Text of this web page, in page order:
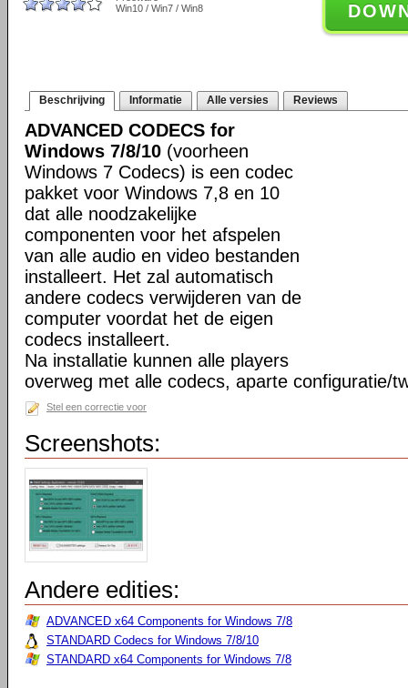
Win10 / Win7 / Win8
Beschrijving Informatie Alle versies Reviews
ADVANCED CODECS for
Windows 7/8/10 (voorheen
Windows 7 Codecs) is een codec
pakket voor Windows 7,8 en 10
dat alle noodzakelijke
componenten voor het afspelen
van alle audio en video bestanden
installeert. Het zal automatisch
andere codecs verwijderen van de
computer voordat het de eigen
codecs installeert.
Na installatie kunnen alle players
overweg met alle codecs, aparte configuratie/
Stel een correctie voor
Screenshots:
Andere edities:
ADVANCED x64 Components for Windows 7/8
STANDARD Codecs for Windows 7/8/10
STANDARD x64 Components for Windows 7/8